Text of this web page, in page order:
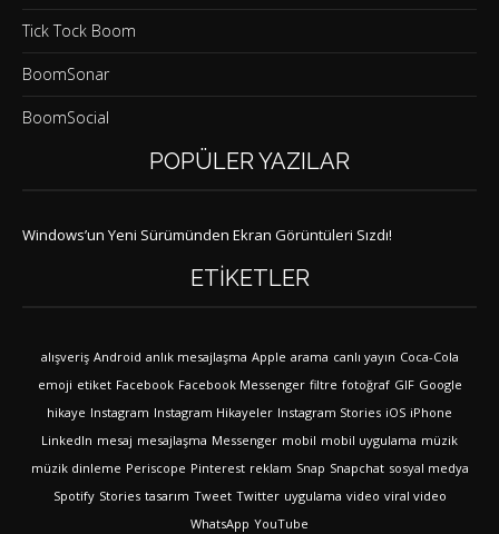
Tick Tock Boom
BoomSonar
BoomSocial
POPÜLER YAZILAR
Windows’un Yeni Sürümünden Ekran Görüntüleri Sızdı!
ETIKETLER
alışveriş Android anlık mesajlaşma Apple arama canlı yayın Coca-Cola
emoji etiket Facebook Facebook Messenger filtre fotoğraf GIF Google
hikaye Instagram Instagram Hikayeler Instagram Stories iOS iPhone
LinkedIn mesaj mesajlaşma Messenger mobil mobil uygulama müzik
müzik dinleme Periscope Pinterest reklam Snap Snapchat sosyal medya
Spotify Stories tasarım Tweet Twitter uygulama video viral video
WhatsApp YouTube